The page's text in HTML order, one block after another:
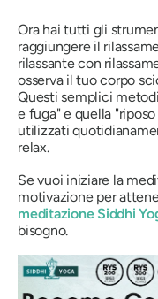
Ora hai tutti gli
raggiungere il
rilassante con
osserva il tuo corpo
Questi semplici
e fuga" e quella
utilizzati
relax.
Se vuoi iniziare la
motivazione per
meditazione Siddhi
bisogno.